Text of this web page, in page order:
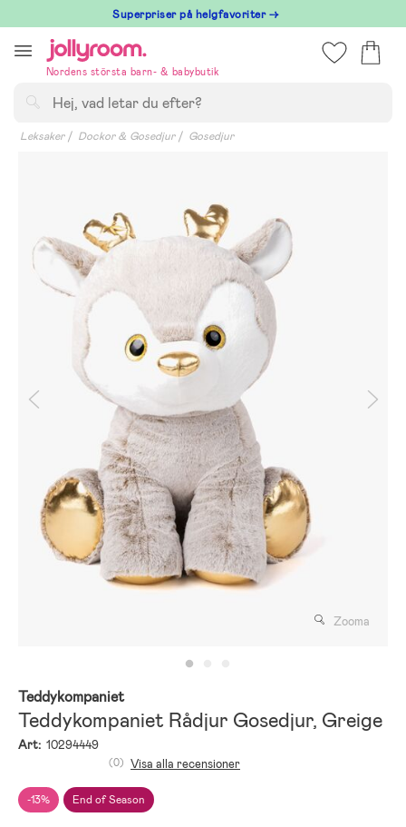
till
innehållet
Superpriser på helgfavoriter →
Nordens största barn- & babybutik
Leksaker Dockor & Gosedjur Gosedjur
Zooma
Teddykompaniet
Teddykompaniet Rådjur Gosedjur, Greige
Art: 10294449
-13% End of Season
(0) Visa alla recensioner